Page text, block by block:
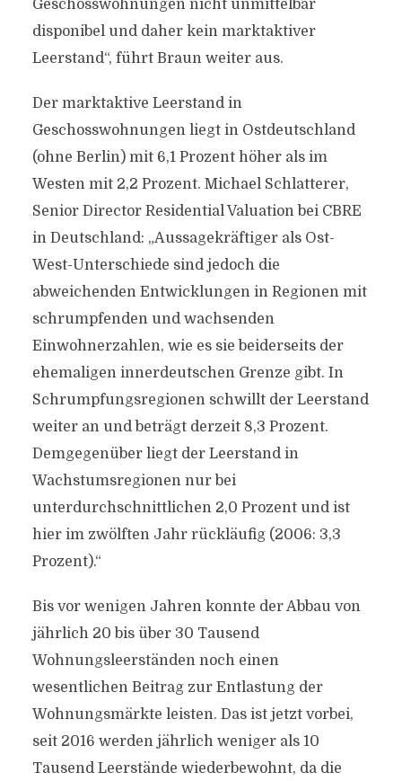
Geschosswohnungen nicht unmittelbar
disponibel und daher kein marktaktiver
Leerstand“, führt Braun weiter aus.
Der marktaktive Leerstand in
Geschosswohnungen liegt in Ostdeutschland
(ohne Berlin) mit 6,1 Prozent höher als im
Westen mit 2,2 Prozent. Michael Schlatterer,
Senior Director Residential Valuation bei CBRE
in Deutschland: „Aussagekräftiger als Ost-
West-Unterschiede sind jedoch die
abweichenden Entwicklungen in Regionen mit
schrumpfenden und wachsenden
Einwohnerzahlen, wie es sie beiderseits der
ehemaligen innerdeutschen Grenze gibt. In
Schrumpfungsregionen schwillt der Leerstand
weiter an und beträgt derzeit 8,3 Prozent.
Demgegenüber liegt der Leerstand in
Wachstumsregionen nur bei
unterdurchschnittlichen 2,0 Prozent und ist
hier im zwölften Jahr rückläufig (2006: 3,3
Prozent).“
Bis vor wenigen Jahren konnte der Abbau von
jährlich 20 bis über 30 Tausend
Wohnungsleerständen noch einen
wesentlichen Beitrag zur Entlastung der
Wohnungsmärkte leisten. Das ist jetzt vorbei,
seit 2016 werden jährlich weniger als 10
Tausend Leerstände wiederbewohnt, da die